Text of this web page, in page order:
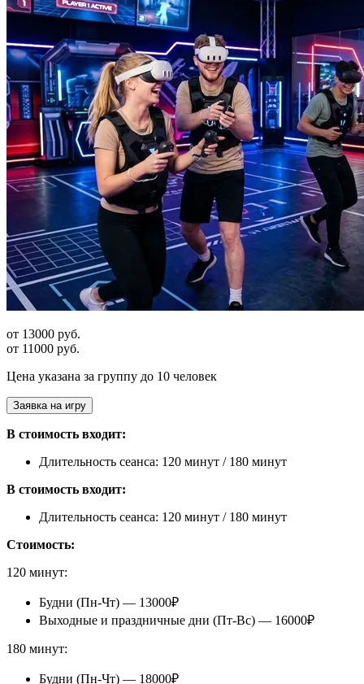
от 13000 руб.
от 11000 руб.
Цена указана за группу до 10 человек
Заявка на игру
В стоимость входит:
Длительность сеанса: 120 минут / 180 минут
В стоимость входит:
Длительность сеанса: 120 минут / 180 минут
Стоимость:
120 минут:
Будни (Пн-Чт) — 13000₽
Выходные и праздничные дни (Пт-Вс) — 16000₽
180 минут:
Будни (Пн-Чт) — 18000₽